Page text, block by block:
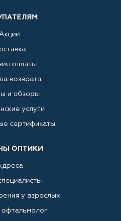
Акции
оплаты
возврата
и обзоры
услуги
сертификаты
ОПТИКИ
у взрослых
офтальмолог